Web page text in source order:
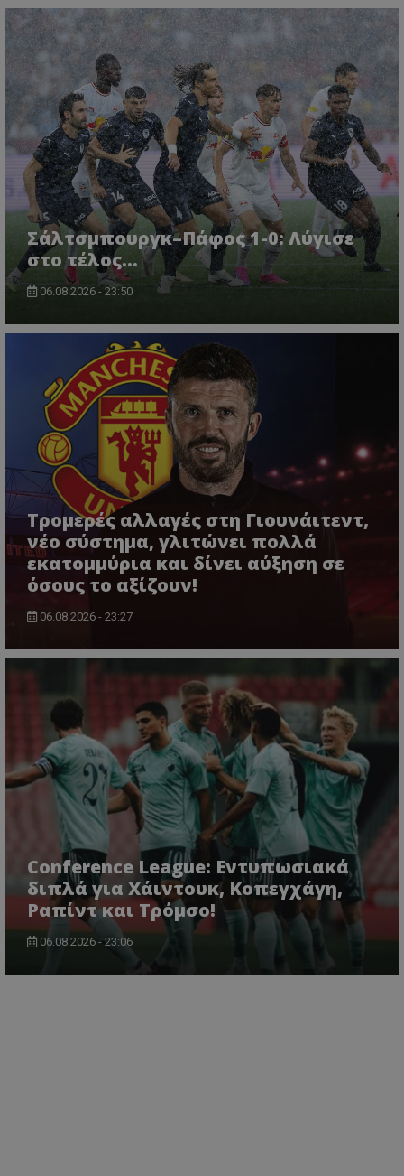
Σάλτσμπουργκ–Πάφος 1-0: Λύγισε
στο τέλος...
06.08.2026 - 23:50
Τρομερές αλλαγές στη Γιουνάιτεντ,
νέο σύστημα, γλιτώνει πολλά
εκατομμύρια και δίνει αύξηση σε
όσους το αξίζουν!
06.08.2026 - 23:27
Conference League: Εντυπωσιακά
διπλά για Χάιντουκ, Κοπεγχάγη,
Ραπίντ και Τρόμσο!
06.08.2026 - 23:06